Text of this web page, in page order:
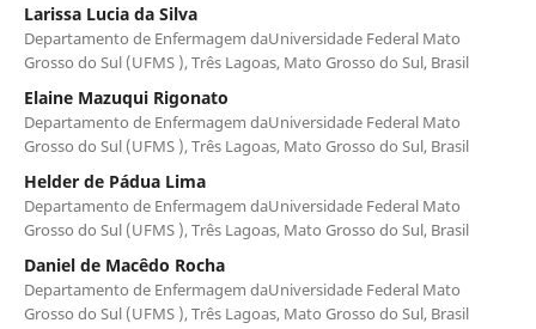
Larissa Lucia da Silva
Departamento de Enfermagem daUniversidade Federal Mato
Grosso do Sul (UFMS ), Três Lagoas, Mato Grosso do Sul, Brasil
Elaine Mazuqui Rigonato
Departamento de Enfermagem daUniversidade Federal Mato
Grosso do Sul (UFMS ), Três Lagoas, Mato Grosso do Sul, Brasil
Helder de Pádua Lima
Departamento de Enfermagem daUniversidade Federal Mato
Grosso do Sul (UFMS ), Três Lagoas, Mato Grosso do Sul, Brasil
Daniel de Macêdo Rocha
Departamento de Enfermagem daUniversidade Federal Mato
Grosso do Sul (UFMS ), Três Lagoas, Mato Grosso do Sul, Brasil